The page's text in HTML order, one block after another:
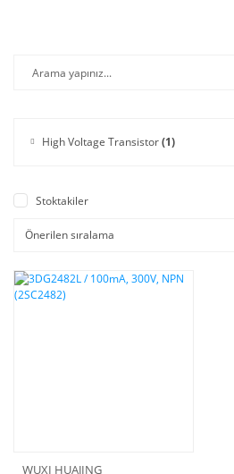
High Voltage Transistor(1)
Stoktakiler
WUXI HUAJING